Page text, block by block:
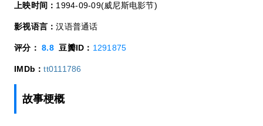
上映时间： 1994-09-09(威尼斯电影节)
影视语言：汉语普通话
评分： 8.8 豆瓣ID： 1291875
IMDb：tt0111786
故事梗概